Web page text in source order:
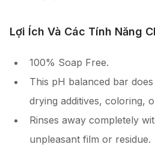
Lợi Ích Và Các Tính Năng
100% Soap Free.
This pH balanced bar
drying additives, coloring,
Rinses away completely
unpleasant film or residue.